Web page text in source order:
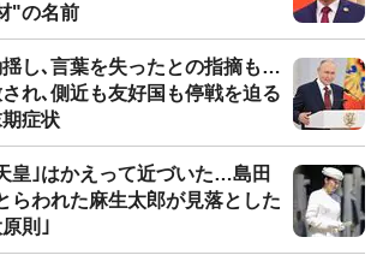
"の名前
し､言葉を失ったとの指摘も…
れ､側近も友好国も停戦を迫る
症状
皇｣はかえって近づいた…島田
らわれた麻生太郎が見落とした
則｣